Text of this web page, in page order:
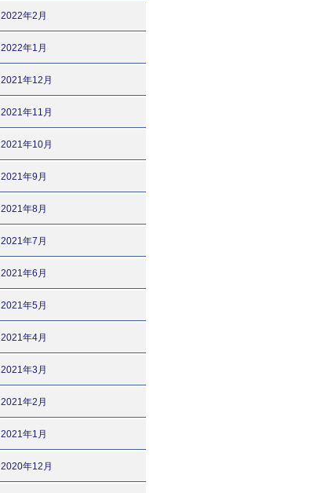
2022年2月
2022年1月
2021年12月
2021年11月
2021年10月
2021年9月
2021年8月
2021年7月
2021年6月
2021年5月
2021年4月
2021年3月
2021年2月
2021年1月
2020年12月